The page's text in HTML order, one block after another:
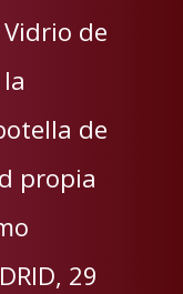
de
de
propia
29